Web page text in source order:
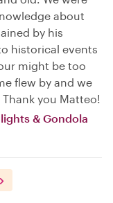
about
by his
historical events
might be too
flew by and we
you Matteo!
& Gondola